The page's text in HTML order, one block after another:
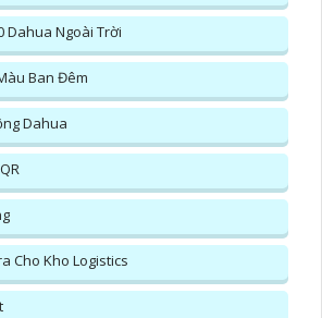
Dahua Ngoài Trời
Ban Đêm
Dahua
Cho Kho Logistics